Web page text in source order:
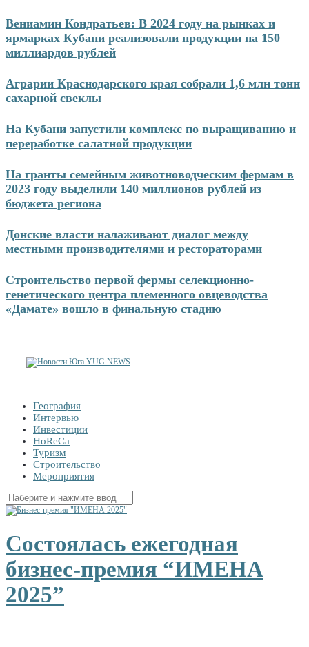
Перейти
к
содержимому
Вениамин Кондратьев: В 2024 году на рынках и
ярмарках Кубани реализовали продукции на 150
миллиардов рублей
Аграрии Краснодарского края собрали 1,6 млн тонн
сахарной свеклы
На Кубани запустили комплекс по выращиванию и
переработке салатной продукции
На гранты семейным животноводческим фермам в
2023 году выделили 140 миллионов рублей из
бюджета региона
Донские власти налаживают диалог между
местными производителями и рестораторами
Строительство первой фермы селекционно-
генетического центра племенного овцеводства
«Дамате» вошло в финальную стадию
География
Интервью
Инвестиции
HoReCa
Туризм
Строительство
Мероприятия
Найти:
Состоялась ежегодная
бизнес-премия “ИМЕНА
2025”